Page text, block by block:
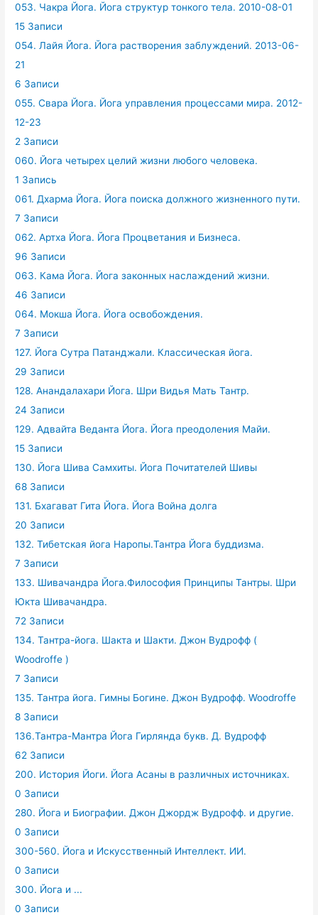
053. Чакра Йога. Йога структур тонкого тела. 2010-08-01
15 Записи
054. Лайя Йога. Йога растворения заблуждений. 2013-06-
21
6 Записи
055. Свара Йога. Йога управления процессами мира. 2012-
12-23
2 Записи
060. Йога четырех целий жизни любого человека.
1 Запись
061. Дхарма Йога. Йога поиска должного жизненного пути.
7 Записи
062. Артха Йога. Йога Процветания и Бизнеса.
96 Записи
063. Кама Йога. Йога законных наслаждений жизни.
46 Записи
064. Мокша Йога. Йога освобождения.
7 Записи
127. Йога Сутра Патанджали. Классическая йога.
29 Записи
128. Анандалахари Йога. Шри Видья Мать Тантр.
24 Записи
129. Адвайта Веданта Йога. Йога преодоления Майи.
15 Записи
130. Йога Шива Самхиты. Йога Почитателей Шивы
68 Записи
131. Бхагават Гита Йога. Йога Война долга
20 Записи
132. Тибетская йога Наропы.Тантра Йога буддизма.
7 Записи
133. Шивачандра Йога.Философия Принципы Тантры. Шри
Юкта Шивачандра.
72 Записи
134. Тантра-йога. Шакта и Шакти. Джон Вудрофф (
Woodroffe )
7 Записи
135. Тантра йога. Гимны Богине. Джон Вудрофф. Woodroffe
8 Записи
136.Тантра-Мантра Йога Гирлянда букв. Д. Вудрофф
62 Записи
200. История Йоги. Йога Асаны в различных источниках.
0 Записи
280. Йога и Биографии. Джон Джордж Вудрофф. и другие.
0 Записи
300-560. Йога и Искусственный Интеллект. ИИ.
0 Записи
300. Йога и ...
0 Записи